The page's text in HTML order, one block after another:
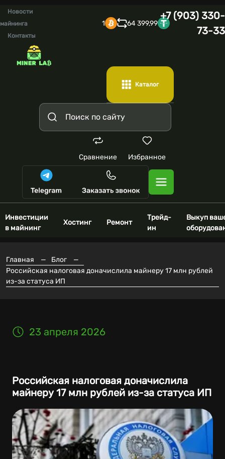
Новости
майнинга
Контакты
1 64 399,99
+7 (903) 330-
73-33
Каталог
Сравнение Избранное
Инвестиции
в майнинг
Хостинг Ремонт
Трейд-
ин
Выкуп
Главная — Блог
—
Российская налоговая доначислила майнеру 17 млн рублей
из-за статуса ИП
23 апреля 2026
Российская налоговая доначислила
майнеру 17 млн рублей из-за статуса ИП